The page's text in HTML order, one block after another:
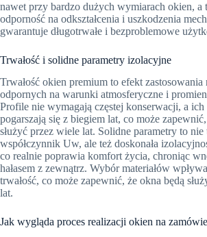
nawet przy bardzo dużych wymiarach okien, a
odporność na odkształcenia i uszkodzenia
gwarantuje długotrwałe i bezproblemowe
Trwałość i solidne parametry izolacyjne
Trwałość okien premium to efekt zastosowania
odpornych na warunki atmosferyczne i
Profile nie wymagają częstej konserwacji, a ich
pogarszają się z biegiem lat, co może
służyć przez wiele lat. Solidne parametry to
współczynnik Uw, ale też doskonała
co realnie poprawia komfort życia, chroniąc
hałasem z zewnątrz. Wybór materiałów
trwałość, co może zapewnić, że okna będą
lat.
Jak wygląda proces realizacji okien na